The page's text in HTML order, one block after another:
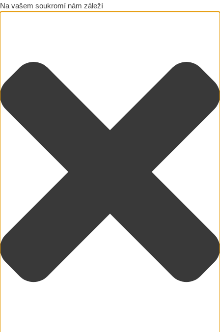
Na vašem soukromí nám záleží